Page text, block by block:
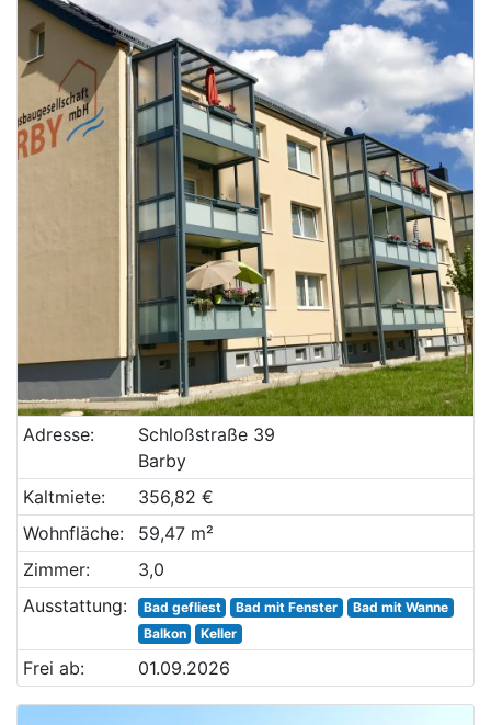
Adresse:
Schloßstraße 39
Barby
Kaltmiete:
356,82 €
Wohnfläche:
59,47 m²
Zimmer:
3,0
Ausstattung:
Bad gefliest Bad mit Fenster
Bad mit Wanne
Balkon
Keller
Frei ab: 01.09.2026